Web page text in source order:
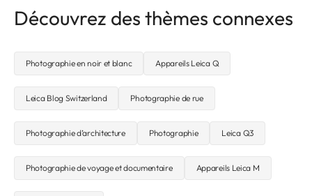
Découvrez des thèmes connexes
Photographie en noir et blanc Appareils Leica Q
Leica Blog Switzerland Photographie de rue
Photographie d’architecture Photographie Leica Q3
Photographie de voyage et documentaire Appareils Leica M